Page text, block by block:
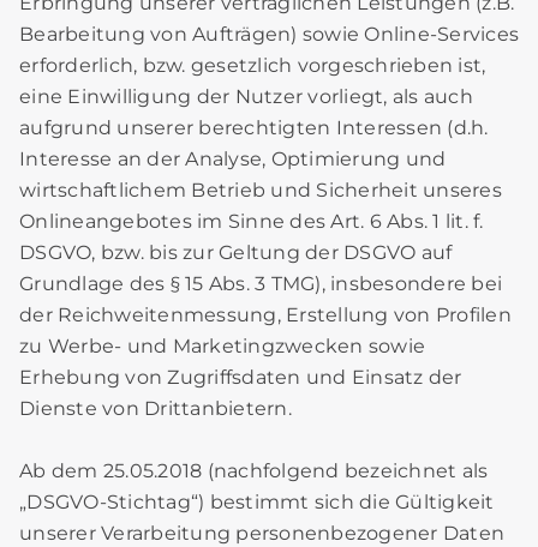
Bearbeitung von Aufträgen) sowie Online-Services
erforderlich, bzw. gesetzlich vorgeschrieben ist,
eine Einwilligung der Nutzer vorliegt, als auch
aufgrund unserer berechtigten Interessen (d.h.
Interesse an der Analyse, Optimierung und
wirtschaftlichem Betrieb und Sicherheit unseres
Onlineangebotes im Sinne des Art. 6 Abs. 1 lit. f.
DSGVO, bzw. bis zur Geltung der DSGVO auf
Grundlage des § 15 Abs. 3 TMG), insbesondere bei
der Reichweitenmessung, Erstellung von Profilen
zu Werbe- und Marketingzwecken sowie
Erhebung von Zugriffsdaten und Einsatz der
Dienste von Drittanbietern.
Ab dem 25.05.2018 (nachfolgend bezeichnet als
„DSGVO-Stichtag“) bestimmt sich die Gültigkeit
unserer Verarbeitung personenbezogener Daten